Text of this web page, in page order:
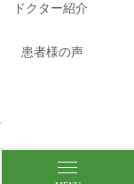
ドクター紹介
患者様の声